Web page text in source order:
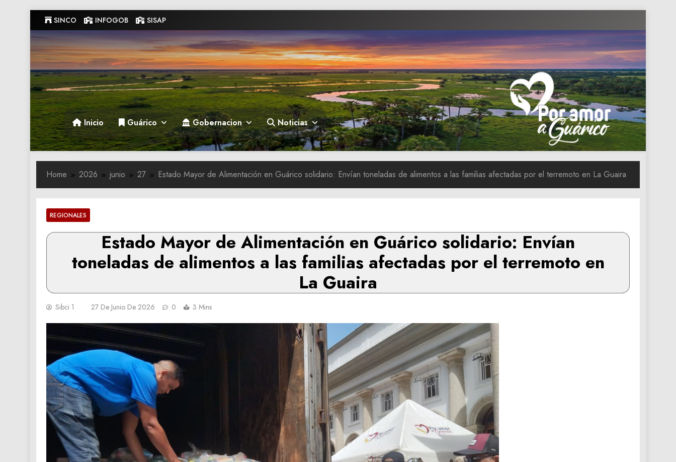
to
content
SINCO INFOGOB SISAP
Gobernacion de Guarico
Gobernacion de Guarico
Inicio Guárico Gobernacion Noticias
Home 2026 junio 27 ‎Estado Mayor de Alimentación en Guárico solidario: Envían toneladas de alimentos a las familias afectadas por el terremoto en La Guaira
REGIONALES
‎Estado Mayor de Alimentación en Guárico solidario: Envían
toneladas de alimentos a las familias afectadas por el terremoto en
La Guaira
Sibci 1 27 De Junio De 2026 0 3 Mins